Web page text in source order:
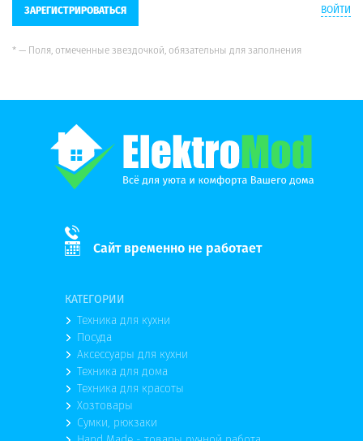
ЗАРЕГИСТРИРОВАТЬСЯ ВОЙТИ
* — Поля, отмеченные звездочкой, обязательны для заполнения
Сайт временно не работает
КАТЕГОРИИ
Техника для кухни
Посуда
Аксессуары для кухни
Техника для дома
Техника для красоты
Хозтовары
Сумки, рюкзаки